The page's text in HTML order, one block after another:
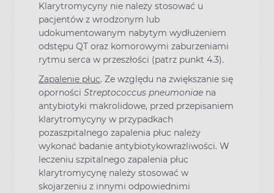
Klarytromycyny nie należy stosować u
pacjentów z wrodzonym lub
udokumentowanym nabytym wydłużeniem
odstępu QT oraz komorowymi zaburzeniami
rytmu serca w przeszłości (patrz punkt 4.3).
Zapalenie płuc. Ze względu na zwiększanie się
oporności Streptococcus pneumoniae na
antybiotyki makrolidowe, przed przepisaniem
klarytromycyny w przypadkach
pozaszpitalnego zapalenia płuc należy
wykonać badanie antybiotykowrażliwości. W
leczeniu szpitalnego zapalenia płuc
klarytromycynę należy stosować w
skojarzeniu z innymi odpowiednimi